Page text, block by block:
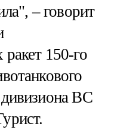
– говорит
150-го
дивизиона ВС